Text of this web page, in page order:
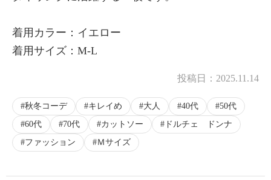
着用カラー：イエロー
着用サイズ：M-L
投稿日： 2025.11.14
秋冬コーデ キレイめ 大人 40代
50代
60代
70代 カットソー
ドルチェ ドンナ
ファッション
Ｍサイズ